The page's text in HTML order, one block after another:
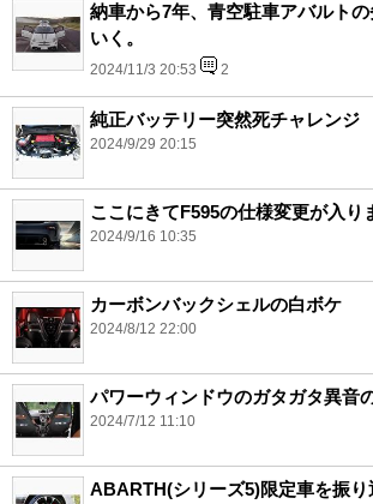
納車から7年、青空駐車アバルト
いく。
2024/11/3 20:53 2
純正バッテリー突然死チャレンジ
2024/9/29 20:15
ここにきてF595の仕様変更が入り
2024/9/16 10:35
カーボンバックシェルの白ボケ
2024/8/12 22:00
パワーウィンドウのガタガタ異音の
2024/7/12 11:10
ABARTH(シリーズ5)限定車を振